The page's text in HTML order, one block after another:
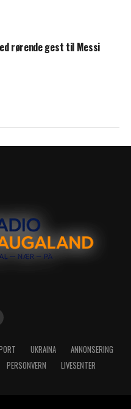
rørende gest til Messi
UKRAINA
ANNONSERING
PERSONVERN LIVESENTER